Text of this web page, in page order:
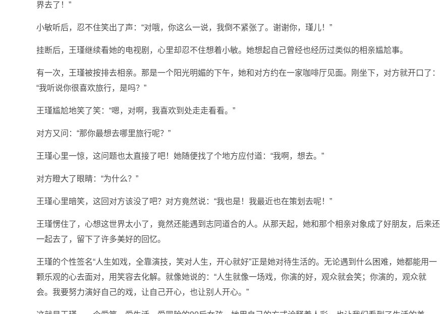
界去了！”
小敏听后，忍不住笑出了声：“对哦，你这么一说，我倒不紧张了。谢谢你，瑾儿！”
挂断后，王瑾继续看她的电视剧，心里却忍不住想着小敏。她想起自己曾经也经历过类似的相亲尴尬事。
有一次，王瑾被按排去相亲。那是一个阳光明媚的下午，她和对方约在一家咖啡厅见面。刚坐下，对方就开口了：
“我听说你很喜欢旅行，是吗？”
王瑾尴尬地笑了笑：“嗯，对啊，我喜欢到处走走看看。”
对方又问：“那你最想去哪里旅行呢？”
王瑾心里一惊，这问题也太直接了吧！她随便找了个地方应付道：“我啊，想去。”
对方瞪大了眼睛：“为什么？”
王瑾心里暗笑，这回对方该没了吧？对方竟然说：“我也是！我最近也在策划去呢！”
王瑾愣住了，心想这世界太小了，竟然还能遇到志同道合的人。从那天起，她和那个相亲对象成了好朋友，后来还
一起去了，留下了许多美好的回忆。
王瑾的个性签名“人生如戏，全靠演技，笑对人生，开心就好”正是她对待生活的。无论遇到什么困难，她都能用一
颗乐观的心去面对，用笑容去化解。就像她说的：“人生就像一场戏，你演的好，观众就会笑；你演的，观众就
会。我要努力演好自己的戏，让自己开心，也让别人开心。”